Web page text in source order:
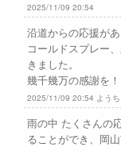
2025/11/09 20:54
沿道からの応援が
コールドスプレー
きました。
幾千幾万の感謝を！
2025/11/09 20:54 ようち
雨の中 たくさんの
ることができ、岡